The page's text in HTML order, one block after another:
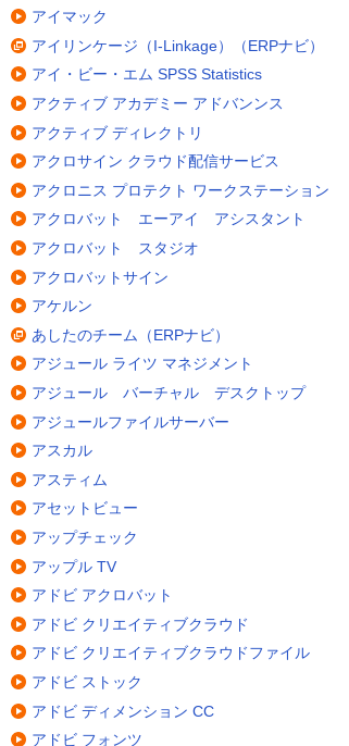
アイマック
アイリンケージ（I-Linkage）（ERPナビ）
アイ・ビー・エム SPSS Statistics
アクティブ アカデミー アドバンンス
アクティブ ディレクトリ
アクロサイン クラウド配信サービス
アクロニス プロテクト ワークステーション
アクロバット エーアイ アシスタント
アクロバット スタジオ
アクロバットサイン
アケルン
あしたのチーム（ERPナビ）
アジュール ライツ マネジメント
アジュール バーチャル デスクトップ
アジュールファイルサーバー
アスカル
アスティム
アセットビュー
アップチェック
アップル TV
アドビ アクロバット
アドビ クリエイティブクラウド
アドビ クリエイティブクラウドファイル
アドビ ストック
アドビ ディメンション CC
アドビ フォンツ